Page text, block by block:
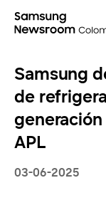
Samsung
de
APL
03-06-2025